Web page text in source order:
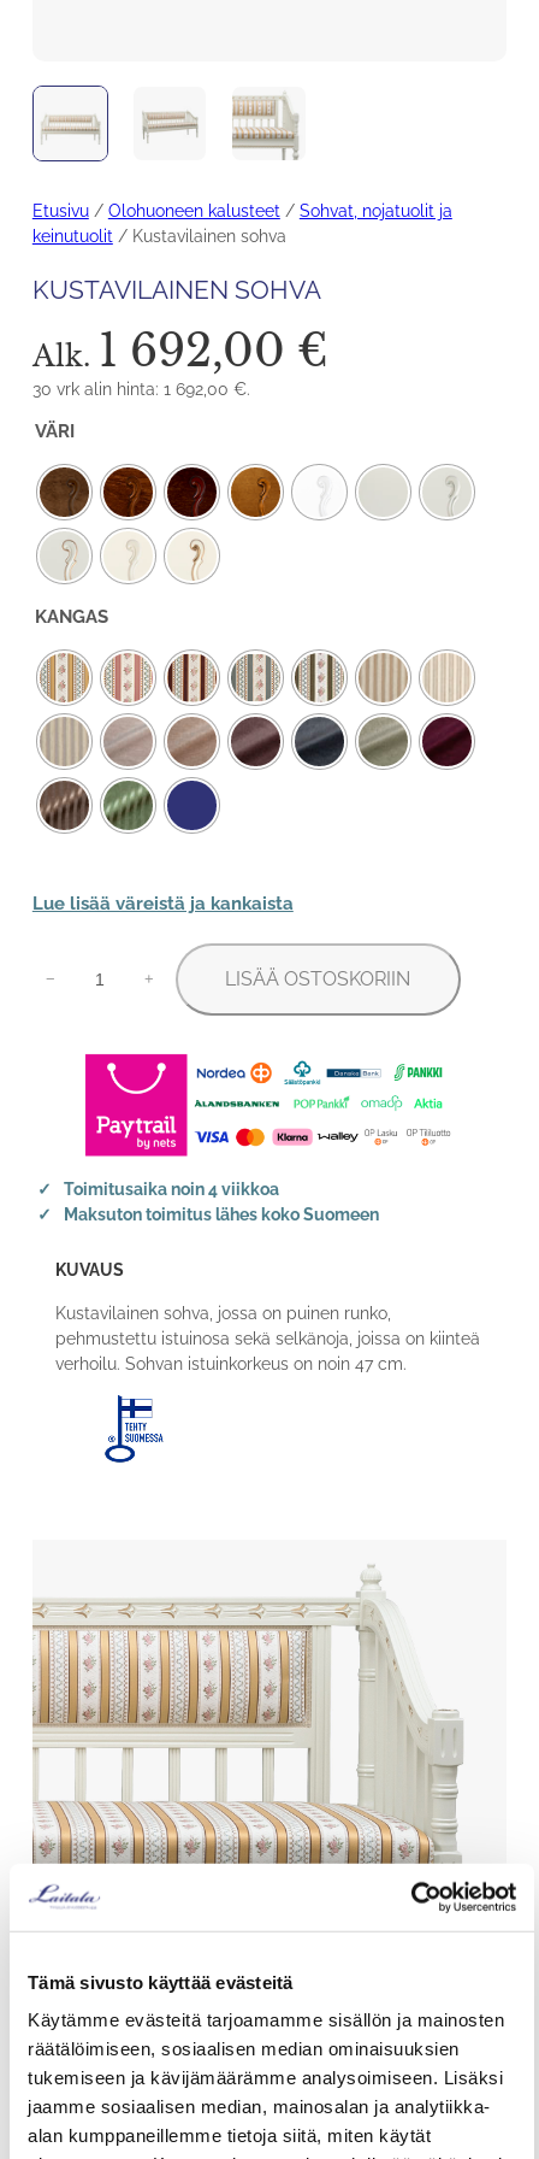
Tämä sivusto käyttää evästeitä
Käytämme evästeitä tarjoamamme sisällön ja mainosten
räätälöimiseen, sosiaalisen median ominaisuuksien
tukemiseen ja kävijämäärämme analysoimiseen. Lisäksi
jaamme sosiaalisen median, mainosalan ja analytiikka-
alan kumppaneillemme tietoja siitä, miten käytät
Etusivu/ Olohuoneen kalusteet / Sohvat, nojatuolit ja
keinutuolit / Kustavilainen sohva
KUSTAVILAINEN SOHVA
Alk. 1 692,00 €
30 vrk alin hinta: 1 692,00 €.
VÄRI
KANGAS
Lue lisää väreistä ja kankaista
sohva
− + LISÄÄ OSTOSKORIIN
Toimitusaika noin 4 viikkoa
Maksuton toimitus lähes koko Suomeen
KUVAUS
Kustavilainen sohva, jossa on puinen runko,
pehmustettu istuinosa sekä selkänoja, joissa on kiinteä
verhoilu. Sohvan istuinkorkeus on noin 47 cm.
Kustavilaistyylinen sohva
Jos toivot sohvan olevan tukeva, ryhdikäs ja tuovan
sisustukseen tuulahduksen hillittyä pohjoismaista
kartanotyyliä – Valitse kustavilainen sohva!